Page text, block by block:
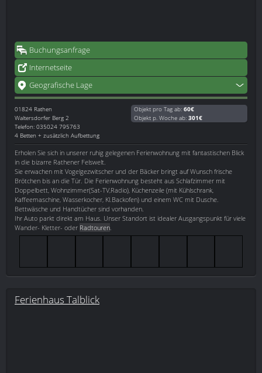
Buchungsanfrage
Internetseite
Geografische Lage
01824 Rathen
Waltersdorfer Berg 2
Telefon: 035024 795763
4 Betten + zusätzlich Aufbettung
Objekt pro Tag ab: 60€
Objekt p. Woche ab: 301€
Erholen Sie sich in unserer ruhig gelegenen Ferienwohnung mit fantastischen Blick
in die bizarre Rathener Felswelt.
Sie erwachen mit Vogelgezwitscher und der Bäcker bringt auf Wunsch frische
Brötchen bis an die Tür. Die Ferienwohnung besteht aus Schlafzimmer mit
Doppelbett, Wohnzimmer(Sat-TV,Radio), Küchenzeile (mit Kühlschrank,
Kaffeemaschine, Wasserkocher, Kl.Backofen) und einem WC mit Dusche.
Bettwäsche und Handtücher sind vorhanden.
Ihr Auto parkt direkt am Haus. Unser Standort ist idealer Ausgangspunkt für viele
Wander- Kletter- oder Radtouren
Ferienhaus Talblick